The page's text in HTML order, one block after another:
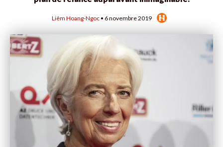
Liêm Hoang-Ngoc • 6 novembre 2019